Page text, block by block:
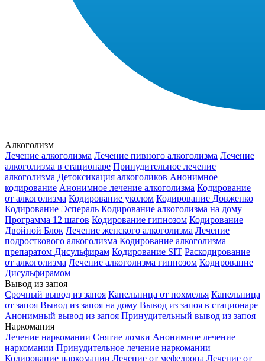
Алкоголизм
Лечение алкоголизма Лечение пивного алкоголизма Лечение
алкоголизма в стационаре Принудительное лечение
алкоголизма Детоксикация алкоголиков Анонимное
кодирование Анонимное лечение алкоголизма Кодирование
от алкоголизма Кодирование уколом Кодирование Довженко
Кодирование Эспераль Кодирование алкоголизма на дому
Программа 12 шагов Кодирование гипнозом Кодирование
Двойной Блок Лечение женского алкоголизма Лечение
подросткового алкоголизма Кодирование алкоголизма
препаратом Дисульфирам Кодирование SIT Раскодирование
от алкоголизма Лечение алкоголизма гипнозом Кодирование
Дисульфирамом
Вывод из запоя
Срочный вывод из запоя Капельница от похмелья Капельница
от запоя Вывод из запоя на дому Вывод из запоя в стационаре
Анонимный вывод из запоя Принудительный вывод из запоя
Наркомания
Лечение наркомании Снятие ломки Анонимное лечение
наркомании Принудительное лечение наркомании
Кодирование наркомании Лечение от мефедрона Лечение от